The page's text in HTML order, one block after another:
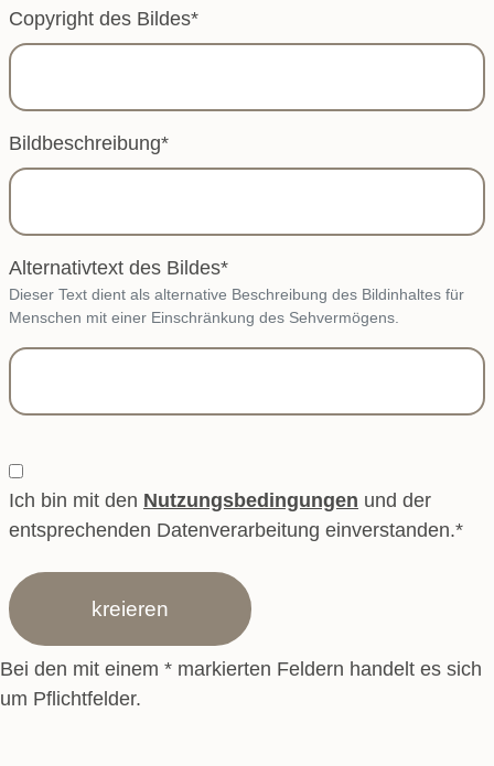
Copyright des Bildes*
Bildbeschreibung*
Alternativtext des Bildes*
Dieser Text dient als alternative Beschreibung des Bildinhaltes für
Menschen mit einer Einschränkung des Sehvermögens.
Ich bin mit den Nutzungsbedingungen und der
entsprechenden Datenverarbeitung einverstanden.*
Bei den mit einem * markierten Feldern handelt es sich
um Pflichtfelder.